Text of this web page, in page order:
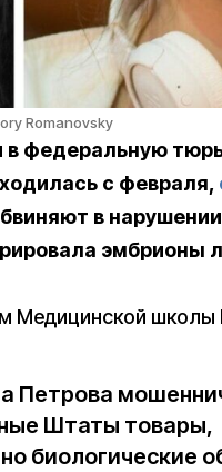
Romanovsky
в федеральную
с февраля,
в
эмбрионы
Медицинской школы
Петрова
Штаты товары,
биологические